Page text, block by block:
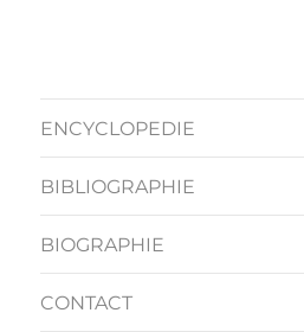
ENCYCLOPEDIE
BIBLIOGRAPHIE
BIOGRAPHIE
CONTACT